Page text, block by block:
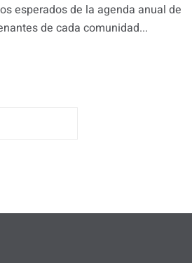
esperados de la agenda anual de
de cada comunidad...